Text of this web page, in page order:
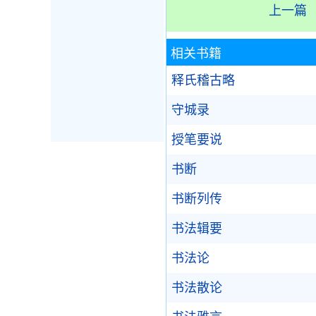
上一篇
相关书籍
释氏稽古略
守城录
授笔要说
书断
书断列传
书法辑要
书法论
书法散论